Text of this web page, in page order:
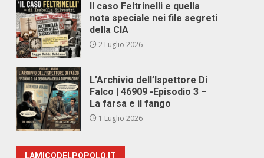
Il caso Feltrinelli e quella
nota speciale nei file segreti
della CIA
2 Luglio 2026
L’Archivio dell’Ispettore Di
Falco | 46909 -Episodio 3 –
La farsa e il fango
1 Luglio 2026
LAMICODELPOPOLO.IT